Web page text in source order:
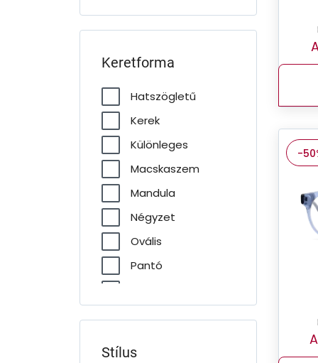
Keretforma
Hatszögletű
Kerek
Különleges
Macskaszem
Mandula
Négyzet
Ovális
Pantó
Stílus
-